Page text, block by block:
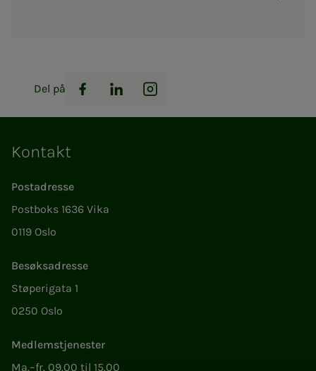
Del på
Facebook
LinkedInInstagram
Kontakt
Postadresse
Postboks 1636 Vika
0119 Oslo
Besøksadresse
Støperigata 1
0250 Oslo
Medlemstjenester
Ma.–fr. 09.00 til 15.00